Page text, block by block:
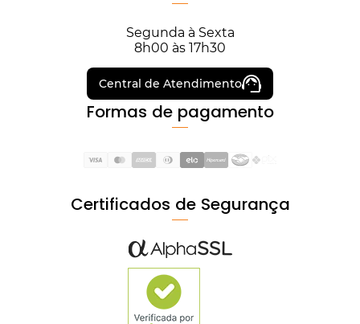
Segunda à Sexta
8h00 às 17h30
Central de Atendimento
Formas de pagamento
Certificados de Segurança